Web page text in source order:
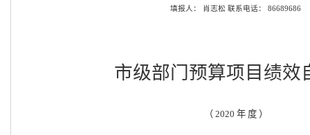
填报人： 肖志松 联系电话： 86689686
市级部门预算项目绩效
（2020 年 度 ）